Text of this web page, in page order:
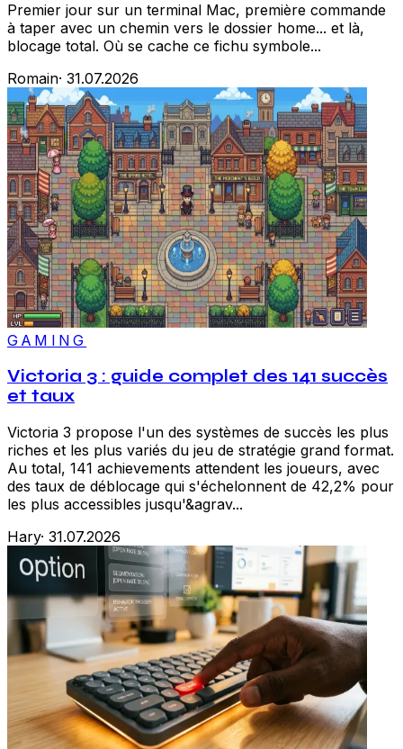
Premier jour sur un terminal Mac, première commande
à taper avec un chemin vers le dossier home... et là,
blocage total. Où se cache ce fichu symbole...
Romain· 31.07.2026
GAMING
Victoria 3 : guide complet des 141 succès
et taux
Victoria 3 propose l'un des systèmes de succès les plus
riches et les plus variés du jeu de stratégie grand format.
Au total, 141 achievements attendent les joueurs, avec
des taux de déblocage qui s'échelonnent de 42,2% pour
les plus accessibles jusqu'&agrav...
Hary· 31.07.2026